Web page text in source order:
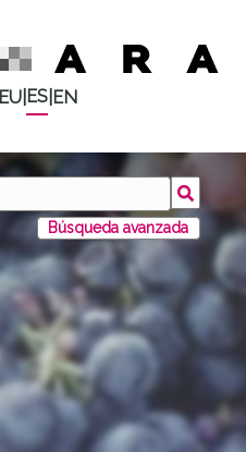
EU| ES| EN
Búsqueda avanzada